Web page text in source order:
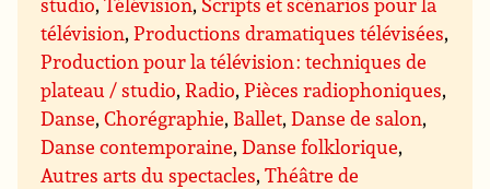
télévision,Productions dramatiques télévisées,
Production pour la télévision : techniques de
plateau / studio,Radio,Pièces radiophoniques,
Danse,Chorégraphie, Ballet,Danse de salon,
Danse contemporaine,Danse folklorique,
Autres arts du spectacles,Théâtre de